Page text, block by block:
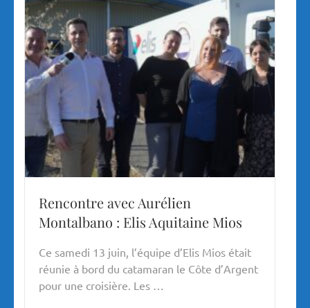
Rencontre avec Aurélien
Montalbano : Elis Aquitaine Mios
Ce samedi 13 juin, l’équipe d’Elis Mios était
réunie à bord du catamaran le Côte d’Argent
pour une croisière. Les …